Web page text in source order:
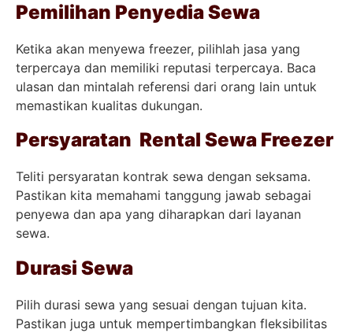
Pemilihan Penyedia Sewa
Ketika akan menyewa freezer, pilihlah jasa yang
terpercaya dan memiliki reputasi terpercaya. Baca
ulasan dan mintalah referensi dari orang lain untuk
memastikan kualitas dukungan.
Persyaratan Rental Sewa Freezer
Teliti persyaratan kontrak sewa dengan seksama.
Pastikan kita memahami tanggung jawab sebagai
penyewa dan apa yang diharapkan dari layanan
sewa.
Durasi Sewa
Pilih durasi sewa yang sesuai dengan tujuan kita.
Pastikan juga untuk mempertimbangkan fleksibilitas